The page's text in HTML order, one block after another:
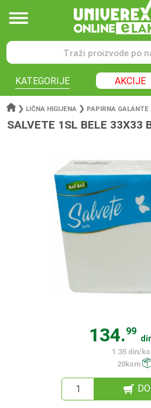
KATEGORIJE AKCIJE
❯ LIČNA HIGIJENA ❯ PAPIRNA GALANTE
SALVETE 1SL BELE 33X33
134.99
1.35 din/
20kom